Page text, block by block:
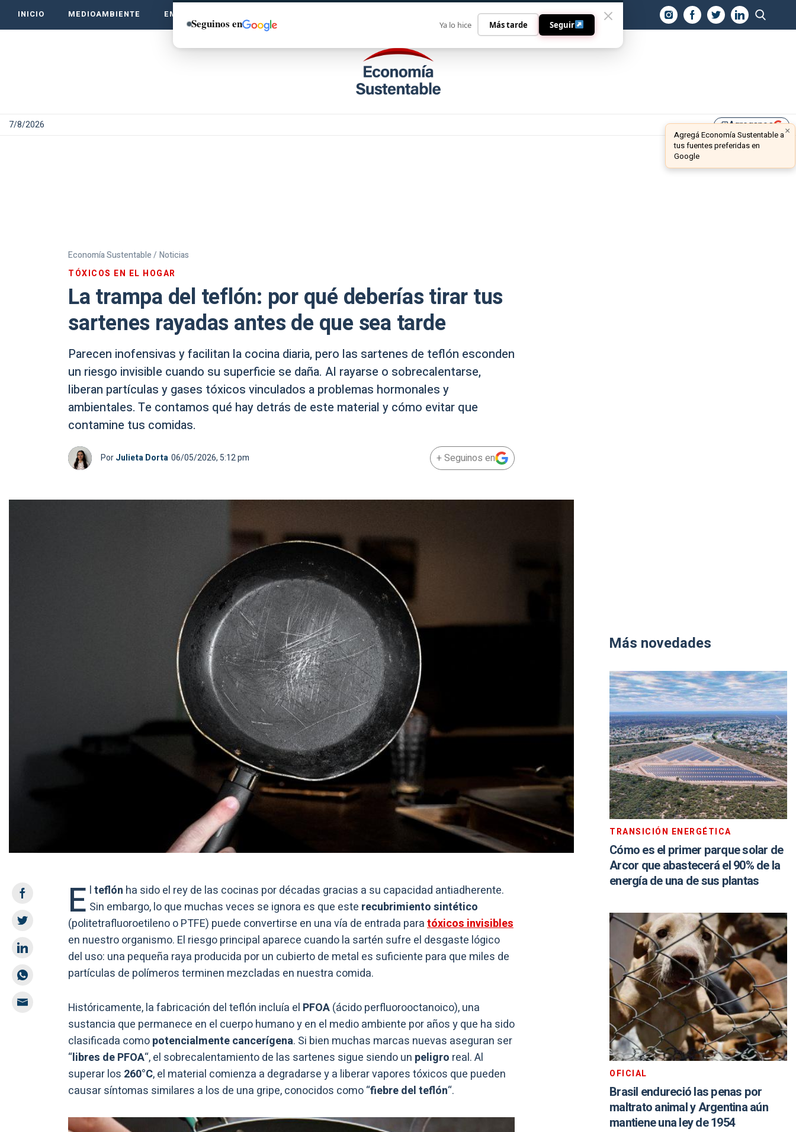
INICIO MEDIOAMBIENTE EMPRENDE VERDE CONTACTO
7/8/2026 library_addAgreganos ×
Agregá Economía Sustentable a
tus fuentes preferidas en
Google
Economía Sustentable / Noticias
TÓXICOS EN EL HOGAR
La trampa del teflón: por qué deberías tirar tus
sartenes rayadas antes de que sea tarde
Parecen inofensivas y facilitan la cocina diaria, pero las sartenes de teflón esconden
un riesgo invisible cuando su superficie se daña. Al rayarse o sobrecalentarse,
liberan partículas y gases tóxicos vinculados a problemas hormonales y
ambientales. Te contamos qué hay detrás de este material y cómo evitar que
contamine tus comidas.
PorJulieta Dorta 06/05/2026, 5:12 pm + Seguinos en
E lteflón ha sido el rey de las cocinas por décadas gracias a su capacidad antiadherente.
Sin embargo, lo que muchas veces se ignora es que este recubrimiento sintético
(politetrafluoroetileno o PTFE) puede convertirse en una vía de entrada paratóxicos invisibles
en nuestro organismo. El riesgo principal aparece cuando la sartén sufre el desgaste lógico
del uso: una pequeña raya producida por un cubierto de metal es suficiente para que miles de
partículas de polímeros terminen mezcladas en nuestra comida.
Históricamente, la fabricación del teflón incluía el PFOA(ácido perfluorooctanoico), una
sustancia que permanece en el cuerpo humano y en el medio ambiente por años y que ha sido
clasificada comopotencialmente cancerígena. Si bien muchas marcas nuevas aseguran ser
“libres de PFOA“, el sobrecalentamiento de las sartenes sigue siendo un peligro real. Al
superar los 260°C, el material comienza a degradarse y a liberar vapores tóxicos que pueden
causar síntomas similares a los de una gripe, conocidos como “fiebre del teflón“.
Más novedades
TRANSICIÓN ENERGÉTICA
Cómo es el primer parque solar de
Arcor que abastecerá el 90% de la
energía de una de sus plantas
OFICIAL
Brasil endureció las penas por
maltrato animal y Argentina aún
mantiene una ley de 1954
Seguinos en Ya lo hice Más tarde Seguir